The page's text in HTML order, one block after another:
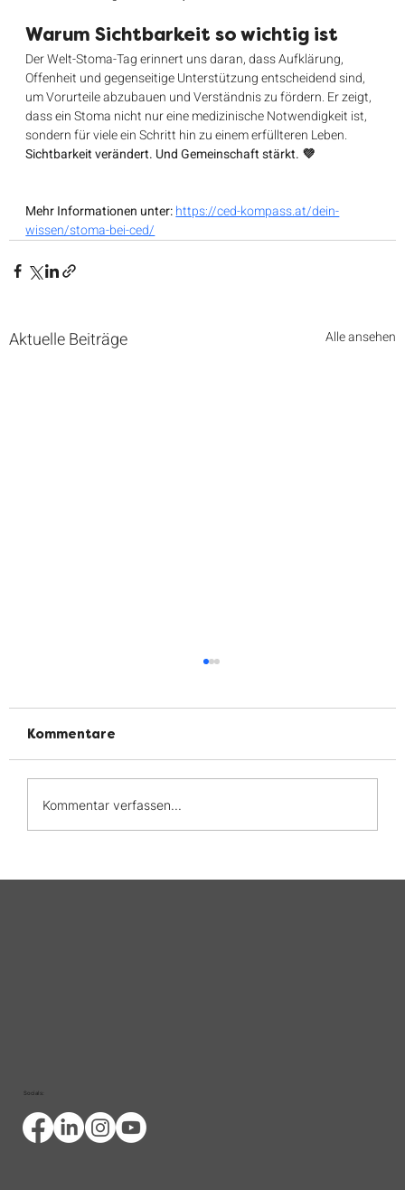
Warum Sichtbarkeit so wichtig ist
Der Welt-Stoma-Tag erinnert uns daran, dass Aufklärung,
Offenheit und gegenseitige Unterstützung entscheidend sind,
um Vorurteile abzubauen und Verständnis zu fördern. Er zeigt,
dass ein Stoma nicht nur eine medizinische Notwendigkeit ist,
sondern für viele ein Schritt hin zu einem erfüllteren Leben.
Sichtbarkeit verändert. Und Gemeinschaft stärkt. 💜
Mehr Informationen unter:https://ced-kompass.at/dein-
wissen/stoma-bei-ced/
Aktuelle Beiträge Alle ansehen
Kommentare
Kommentar verfassen...
Socials: